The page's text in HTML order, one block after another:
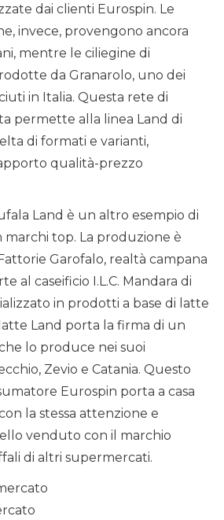
dai clienti Eurospin. Le
invece, provengono ancora
mentre le ciliegine di
da Granarolo, uno dei
in Italia. Questa rete di
permette alla linea Land di
di formati e varianti,
qualità-prezzo
Land è un altro esempio di
marchi top. La produzione è
Garofalo, realtà campana
al caseificio I.L.C. Mandara di
in prodotti a base di latte
Land porta la firma di un
lo produce nei suoi
Zevio e Catania. Questo
Eurospin porta a casa
la stessa attenzione e
venduto con il marchio
di altri supermercati.